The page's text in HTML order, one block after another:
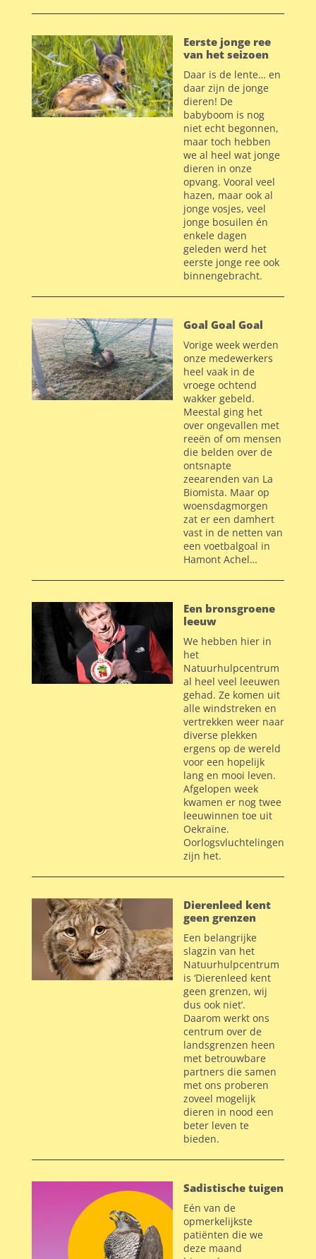
Eerste jonge ree
van het seizoen
Daar is de lente… en
daar zijn de jonge
dieren! De
babyboom is nog
niet echt begonnen,
maar toch hebben
we al heel wat jonge
dieren in onze
opvang. Vooral veel
hazen, maar ook al
jonge vosjes, veel
jonge bosuilen én
enkele dagen
geleden werd het
eerste jonge ree ook
binnengebracht.
Goal Goal Goal
Vorige week werden
onze medewerkers
heel vaak in de
vroege ochtend
wakker gebeld.
Meestal ging het
over ongevallen met
reeën of om mensen
die belden over de
ontsnapte
zeearenden van La
Biomista. Maar op
woensdagmorgen
zat er een damhert
vast in de netten van
een voetbalgoal in
Hamont Achel…
Een bronsgroene
leeuw
We hebben hier in
het
Natuurhulpcentrum
al heel veel leeuwen
gehad. Ze komen uit
alle windstreken en
vertrekken weer naar
diverse plekken
ergens op de wereld
voor een hopelijk
lang en mooi leven.
Afgelopen week
kwamen er nog twee
leeuwinnen toe uit
Oekraïne.
Oorlogsvluchtelingen
zijn het.
Dierenleed kent
geen grenzen
Een belangrijke
slagzin van het
Natuurhulpcentrum
is ‘Dierenleed kent
geen grenzen, wij
dus ook niet’.
Daarom werkt ons
centrum over de
landsgrenzen heen
met betrouwbare
partners die samen
met ons proberen
zoveel mogelijk
dieren in nood een
beter leven te
bieden.
Sadistische tuigen
Eén van de
opmerkelijkste
patiënten die we
deze maand